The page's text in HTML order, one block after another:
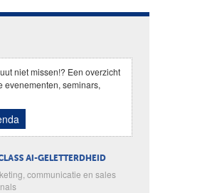
niet missen!? Een overzicht
evenementen, seminars,
AI-GELETTERDHEID
communicatie en sales